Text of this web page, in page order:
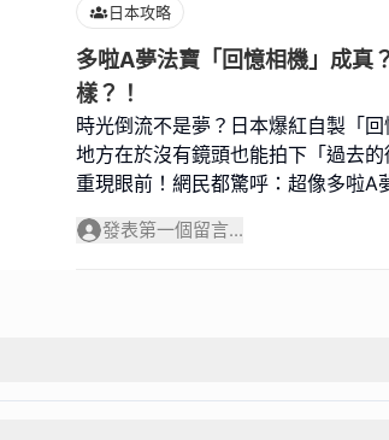
日本攻略
多啦A夢法寶「回憶相機」成真
樣？！
時光倒流不是夢？日本爆紅自製「
地方在於沒有鏡頭也能拍下「過去
重現眼前！網民都驚呼：超像多啦A
發表第一個留言...